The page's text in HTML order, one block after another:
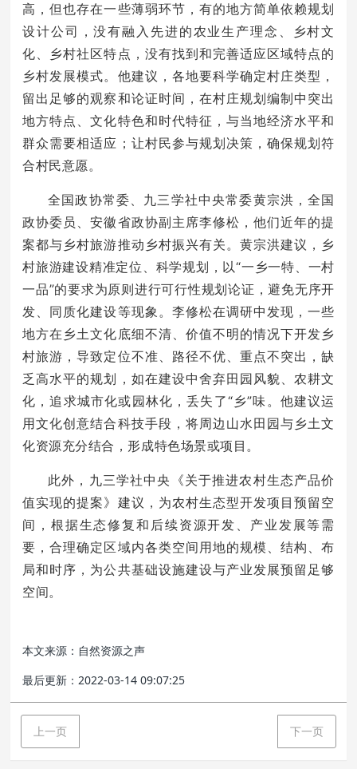
高，但也存在一些薄弱环节，有的地方简单依赖规划
设计公司，没有融入先进的农业生产理念、乡村文
化、乡村社区特点，没有找到和完善适应区域特点的
乡村发展模式。他建议，各地要科学确定村庄类型，
留出足够的观察和论证时间，在村庄规划编制中突出
地方特点、文化特色和时代特征，与当地经济水平和
群众需要相适应；让村民参与规划决策，确保规划符
合村民意愿。
全国政协常委、九三学社中央常委黄宗洪，全国
政协委员、安徽省政协副主席李修松，他们近年的提
案都与乡村旅游推动乡村振兴有关。黄宗洪建议，乡
村旅游建设精准定位、科学规划，以“一乡一特、一村
一品”的要求为原则进行可行性规划论证，避免无序开
发、同质化建设等现象。李修松在调研中发现，一些
地方在乡土文化底细不清、价值不明的情况下开发乡
村旅游，导致定位不准、路径不优、重点不突出，缺
乏高水平的规划，如在建设中舍弃田园风貌、农耕文
化，追求城市化或园林化，丢失了“乡”味。他建议运
用文化创意结合科技手段，将周边山水田园与乡土文
化资源充分结合，形成特色场景或项目。
此外，九三学社中央《关于推进农村生态产品价
值实现的提案》建议，为农村生态型开发项目预留空
间，根据生态修复和后续资源开发、产业发展等需
要，合理确定区域内各类空间用地的规模、结构、布
局和时序，为公共基础设施建设与产业发展预留足够
空间。
本文来源：自然资源之声
最后更新：2022-03-14 09:07:25
上一页 下一页